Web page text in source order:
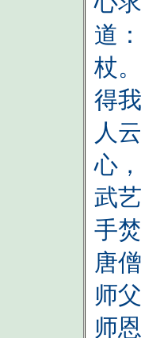
道
杖
得
人
心
武
手
唐
师
师